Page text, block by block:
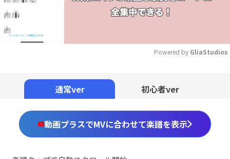
Powered by GliaStudios
通常ver 初心者ver
動画プラスでMVに合わせて楽譜を表示